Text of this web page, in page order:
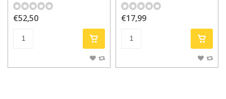
€52,50 €17,99